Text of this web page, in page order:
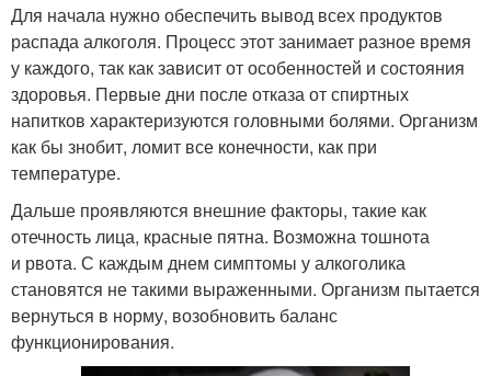
Для начала нужно обеспечить вывод всех продуктов
распада алкоголя. Процесс этот занимает разное время
у каждого, так как зависит от особенностей и состояния
здоровья. Первые дни после отказа от спиртных
напитков характеризуются головными болями. Организм
как бы знобит, ломит все конечности, как при
температуре.
Дальше проявляются внешние факторы, такие как
отечность лица, красные пятна. Возможна тошнота
и рвота. С каждым днем симптомы у алкоголика
становятся не такими выраженными. Организм пытается
вернуться в норму, возобновить баланс
функционирования.